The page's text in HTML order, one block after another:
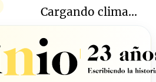
Cargando clima...